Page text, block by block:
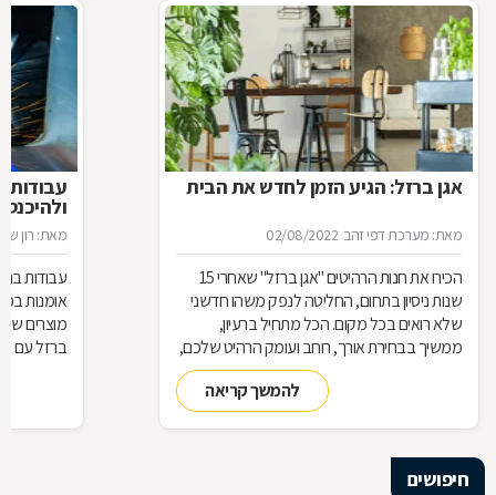
אגן ברזל: הגיע הזמן לחדש את הבית
מאת: מערכת דפי זהב 02/08/2022
הכירו את חנות הרהיטים ''אגן ברזל'' שאחרי 15
שנות ניסיון בתחום, החליטה לנפק משהו חדשני
שלא רואים בכל מקום. הכל מתחיל ברעיון,
ממשיך בבחירת אורך, רוחב ועומק הרהיט שלכם,
ממשיך בייצור מקורי ממיטב חומרי הגלם ומסתיים
ביצירת הפתרון המרשים והמעשי ביותר עבורכם
להמשך קריאה
עבודות
מאת: רון
עבודות
אומנות
מוצרים
ברזל עם
חיפושים